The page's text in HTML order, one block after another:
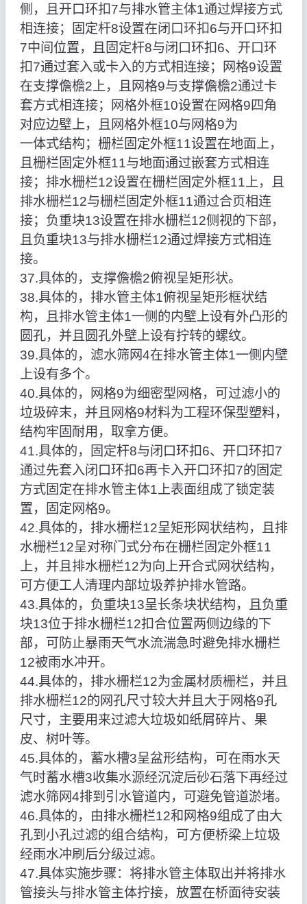
侧，且开口环扣7与排水管主体1通过焊接方式
相连接；固定杆8设置在闭口环扣6与开口环扣
7中间位置，且固定杆8与闭口环扣6、开口环
扣7通过套入或卡入的方式相连接；网格9设置
在支撑儋檐2上，且网格9与支撑儋檐2通过卡
套方式相连接；网格外框10设置在网格9四角
对应边壁上，且网格外框10与网格9为
一体式结构；栅栏固定外框11设置在地面上，
且栅栏固定外框11与地面通过嵌套方式相连
接；排水栅栏12设置在栅栏固定外框11上，且
排水栅栏12与栅栏固定外框11通过合页相连
接；负重块13设置在排水栅栏12侧视的下部，
且负重块13与排水栅栏12通过焊接方式相连
接。
37.具体的，支撑儋檐2俯视呈矩形状。
38.具体的，排水管主体1俯视呈矩形框状结
构，且排水管主体1一侧的内壁上设有外凸形的
圆孔，并且圆孔外壁上设有拧转的螺纹。
39.具体的，滤水筛网4在排水管主体1一侧内壁
上设有多个。
40.具体的，网格9为细密型网格，可过滤小的
垃圾碎末，并且网格9材料为工程环保型塑料，
结构牢固耐用，取拿方便。
41.具体的，固定杆8与闭口环扣6、开口环扣7
通过先套入闭口环扣6再卡入开口环扣7的固定
方式固定在排水管主体1上表面组成了锁定装
置，固定网格9。
42.具体的，排水栅栏12呈矩形网状结构，且排
水栅栏12呈对称门式分布在栅栏固定外框11
上，并且排水栅栏12为向上开合式网状结构，
可方便工人清理内部垃圾养护排水管路。
43.具体的，负重块13呈长条块状结构，且负重
块13位于排水栅栏12扣合位置两侧边缘的下
部，可防止暴雨天气水流湍急时避免排水栅栏
12被雨水冲开。
44.具体的，排水栅栏12为金属材质栅栏，并且
排水栅栏12的网孔尺寸较大并且大于网格9孔
尺寸，主要用来过滤大垃圾如纸屑碎片、果
皮、树叶等。
45.具体的，蓄水槽3呈盆形结构，可在雨水天
气时蓄水槽3收集水源经沉淀后砂石落下再经过
滤水筛网4排到引水管道内，可避免管道淤堵。
46.具体的，由排水栅栏12和网格9组成了由大
孔到小孔过滤的组合结构，可方便桥梁上垃圾
经雨水冲刷后分级过滤。
47.具体实施步骤：将排水管主体取出并将排水
管接头与排水管主体拧接，放置在桥面待安装